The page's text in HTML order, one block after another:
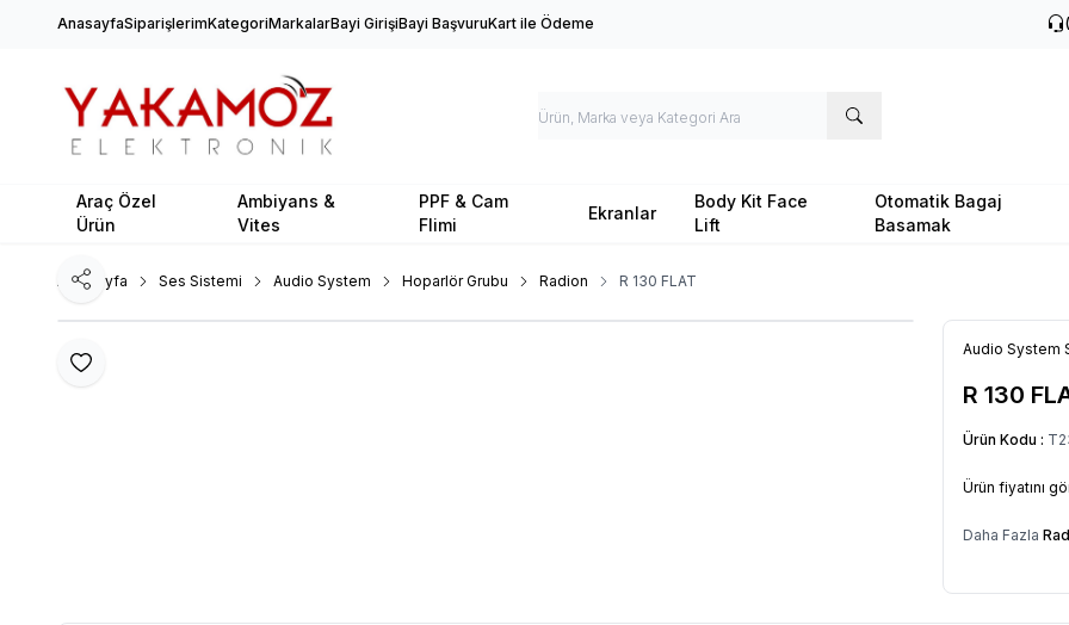
AnasayfaSiparişlerimKategoriMarkalarBayi GirişiBayi BaşvuruKart ile Ödeme
Araç Özel
Ürün
Ambiyans &
Vites
PPF & Cam
Flimi
Ekranlar
Body Kit Face
Lift
Otomatik Bagaj
Basamak
Ana Sayfa Ses Sistemi Audio System Hoparlör Grubu Radion R 130 FLAT
Favoriye Ekle
Paylaş
Audio System
R 130
Ürün Kodu :
Ürün fiyatını
Daha Fazla